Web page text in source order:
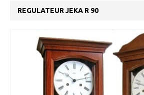
REGULATEUR JEKA R 90